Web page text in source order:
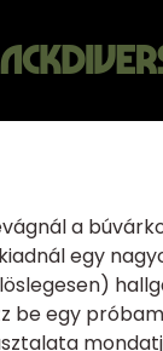
a
egy
be egy